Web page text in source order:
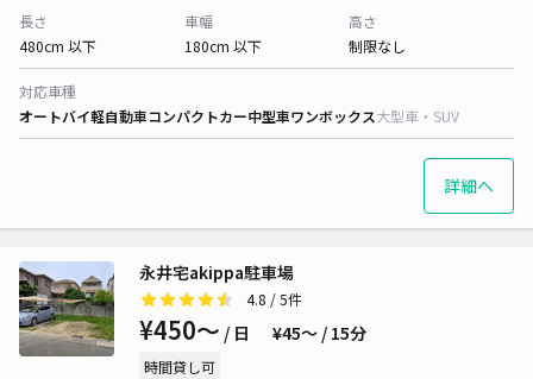
長さ
480cm 以下
車幅
180cm 以下
高さ
制限なし
対応車種
オートバイ軽自動車コンパクトカー中型車ワンボックス大型車・SUV
詳細へ
永井宅akippa駐車場
4.8 / 5件
¥450〜 / 日 ¥45〜 / 15分
時間貸し可